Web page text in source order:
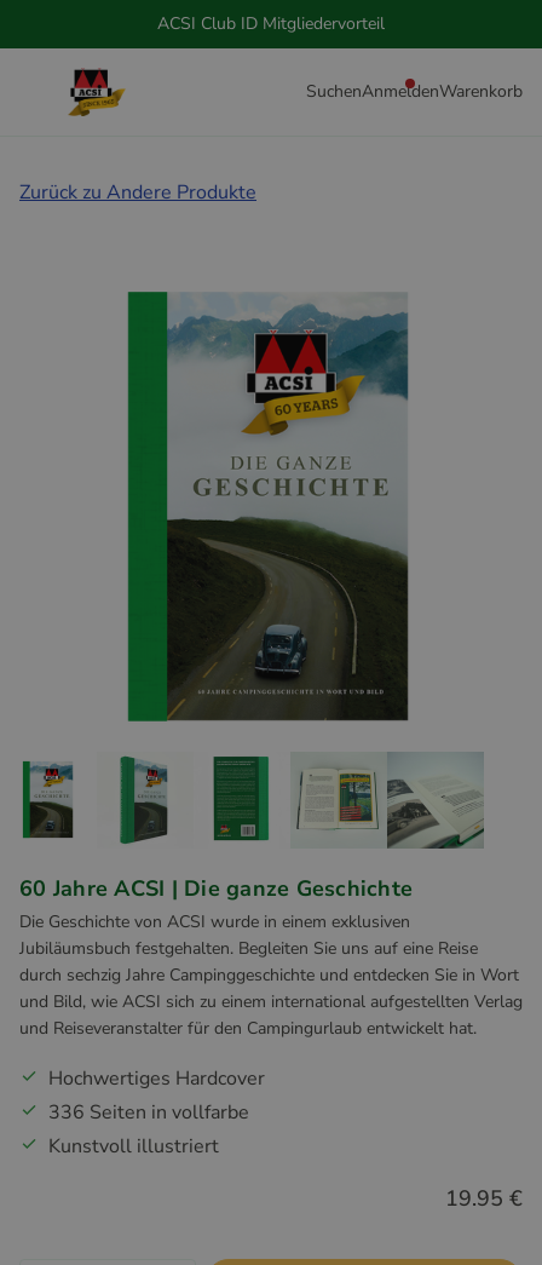
ACSI Club ID Mitgliedervorteil
SuchenAnmeldenWarenkorb
Zurück zu Andere Produkte
60 Jahre ACSI | Die ganze Geschichte
Die Geschichte von ACSI wurde in einem exklusiven
Jubiläumsbuch festgehalten. Begleiten Sie uns auf eine Reise
durch sechzig Jahre Campinggeschichte und entdecken Sie in Wort
und Bild, wie ACSI sich zu einem international aufgestellten Verlag
und Reiseveranstalter für den Campingurlaub entwickelt hat.
Hochwertiges Hardcover
336 Seiten in vollfarbe
Kunstvoll illustriert
19.95 €